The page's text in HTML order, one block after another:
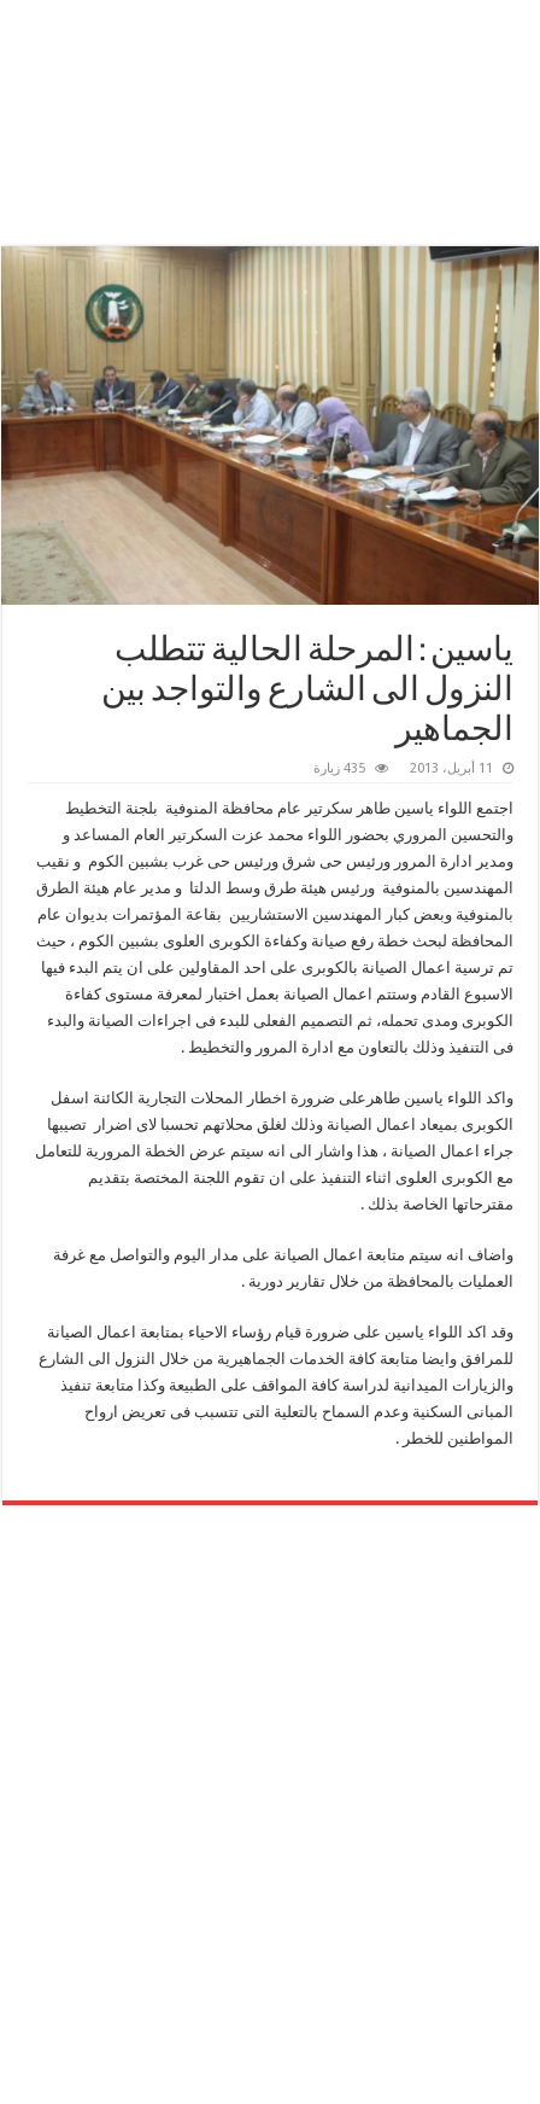
ياسين : المرحلة الحالية تتطلب
النزول الى الشارع والتواجد بين
الجماهير
11 أبريل، 2013 435 زيارة
اجتمع اللواء ياسين طاهر سكرتير عام محافظة المنوفية بلجنة التخطيط
والتحسين المروري بحضور اللواء محمد عزت السكرتير العام المساعد و
ومدير ادارة المرور ورئيس حى شرق ورئيس حى غرب بشبين الكوم و نقيب
المهندسين بالمنوفية ورئيس هيئة طرق وسط الدلتا و مدير عام هيئة الطرق
بالمنوفية وبعض كبار المهندسين الاستشاريين بقاعة المؤتمرات بديوان عام
المحافظة لبحث خطة رفع صيانة وكفاءة الكوبرى العلوى بشبين الكوم ، حيث
تم ترسية اعمال الصيانة بالكوبرى على احد المقاولين على ان يتم البدء فيها
الاسبوع القادم وستتم اعمال الصيانة بعمل اختبار لمعرفة مستوى كفاءة
الكوبرى ومدى تحمله، ثم التصميم الفعلى للبدء فى اجراءات الصيانة والبدء
فى التنفيذ وذلك بالتعاون مع ادارة المرور والتخطيط .
واكد اللواء ياسين طاهرعلى ضرورة اخطار المحلات التجارية الكائنة اسفل
الكوبرى بميعاد اعمال الصيانة وذلك لغلق محلاتهم تحسبا لاى اضرار تصيبها
جراء اعمال الصيانة ، هذا واشار الى انه سيتم عرض الخطة المرورية للتعامل
مع الكوبرى العلوى اثناء التنفيذ على ان تقوم اللجنة المختصة بتقديم
مقترحاتها الخاصة بذلك .
واضاف انه سيتم متابعة اعمال الصيانة على مدار اليوم والتواصل مع غرفة
العمليات بالمحافظة من خلال تقارير دورية .
وقد اكد اللواء ياسين على ضرورة قيام رؤساء الاحياء بمتابعة اعمال الصيانة
للمرافق وايضا متابعة كافة الخدمات الجماهيرية من خلال النزول الى الشارع
والزيارات الميدانية لدراسة كافة المواقف على الطبيعة وكذا متابعة تنفيذ
المبانى السكنية وعدم السماح بالتعلية التى تتسبب فى تعريض ارواح
المواطنين للخطر .